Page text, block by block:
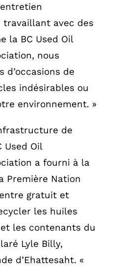
travaillant avec des
la BC Used Oil
nous
d’occasions de
indésirables ou
environnement. »
de
Used Oil
a fourni à la
Première Nation
gratuit et
les huiles
les contenants du
Lyle Billy,
d’Ehattesaht. «